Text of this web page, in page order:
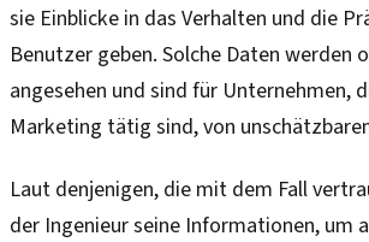
sie Einblicke in das Verhalten und die
Benutzer geben. Solche Daten werden
angesehen und sind für Unternehmen,
Marketing tätig sind, von
Laut denjenigen, die mit dem Fall
der Ingenieur seine Informationen, um